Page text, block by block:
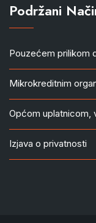
Podržani
Pouzećem prilikom
Mikrokreditnim
Općom uplatnicom,
Izjava o privatnosti